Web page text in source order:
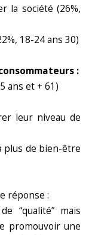
la société (26%,
18-24 ans 30)
:
ans et + 61)
leur niveau de
plus de bien-être
réponse :
“qualité” mais
promouvoir une